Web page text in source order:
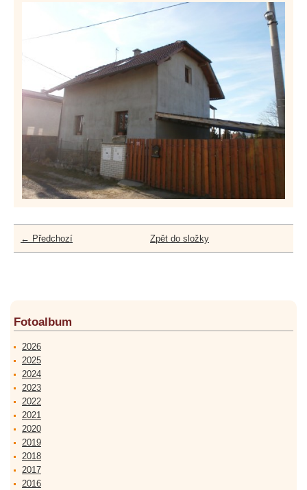
← Předchozí Zpět do složky
Fotoalbum
2026
2025
2024
2023
2022
2021
2020
2019
2018
2017
2016